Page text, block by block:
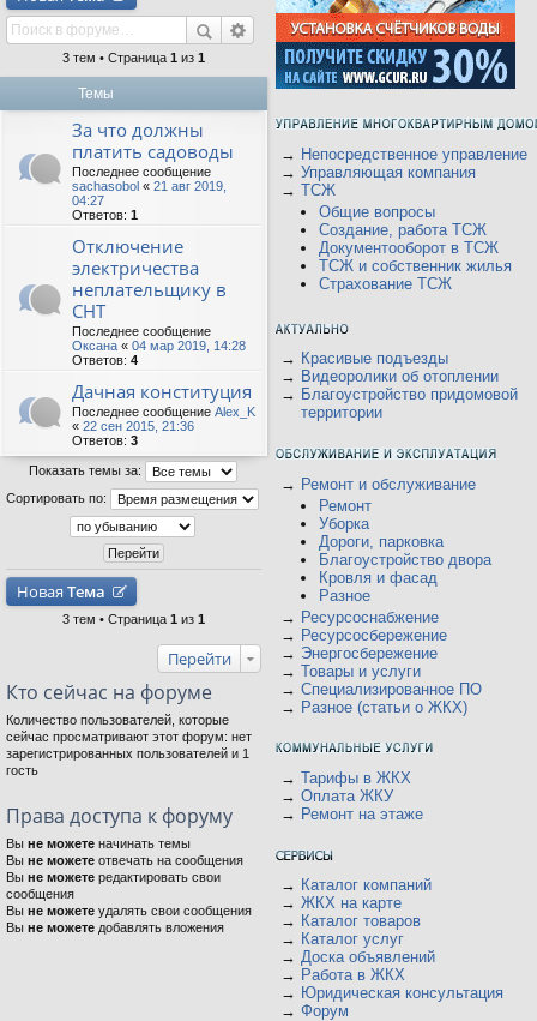
3 тем • Страница 1 из 1
Темы
За что должны
платить садоводы
Последнее сообщение
sachasobol « 21 авг 2019,
04:27
Ответов: 1
Отключение
электричества
неплательщику в
СНТ
Последнее сообщение
Оксана « 04 мар 2019, 14:28
Ответов: 4
Дачная конституция
Последнее сообщение Alex_K
« 22 сен 2015, 21:36
Ответов: 3
Показать темы за:
Сортировать по:
Новая Тема
3 тем • Страница 1 из 1
Перейти
Кто сейчас на форуме
Количество пользователей, которые
сейчас просматривают этот форум: нет
зарегистрированных пользователей и 1
гость
Права доступа к форуму
Вы не можете начинать темы
Вы не можете отвечать на сообщения
Вы не можете редактировать свои
сообщения
Вы не можете удалять свои сообщения
Вы не можете добавлять вложения
→ Непосредственное управление
→ Управляющая компания
→ ТСЖ
Общие вопросы
Создание, работа ТСЖ
Документооборот в ТСЖ
ТСЖ и собственник жилья
Страхование ТСЖ
→ Красивые подъезды
→ Видеоролики об отоплении
→ Благоустройство придомовой
территории
→ Ремонт и обслуживание
Ремонт
Уборка
Дороги, парковка
Благоустройство двора
Кровля и фасад
Разное
→ Ресурсоснабжение
→ Ресурсосбережение
→ Энергосбережение
→ Товары и услуги
→ Специализированное ПО
→ Разное (статьи о ЖКХ)
→ Тарифы в ЖКХ
→ Оплата ЖКУ
→ Ремонт на этаже
→ Каталог компаний
→ ЖКХ на карте
→ Каталог товаров
→ Каталог услуг
→ Доска объявлений
→ Работа в ЖКХ
→ Юридическая консультация
→ Форум